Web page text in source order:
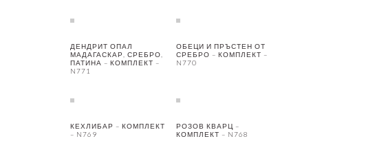
ДЕНДРИТ ОПАЛ
МАДАГАСКАР, СРЕБРО,
ПАТИНА – КОМПЛЕКТ –
N771
ОБЕЦИ И ПРЪСТЕН ОТ
СРЕБРО – КОМПЛЕКТ –
N770
КЕХЛИБАР – КОМПЛЕКТ
– N769
РОЗОВ КВАРЦ –
КОМПЛЕКТ – N768